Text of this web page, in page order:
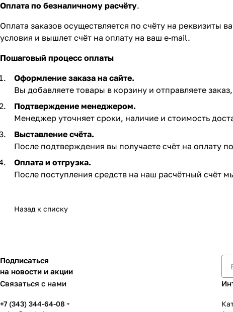
Оплата по безналичному расчёту.
Оплата заказов осуществляется по счёту на
условия и вышлет счёт на оплату на ваш e‑mail.
Пошаговый процесс оплаты
Оформление заказа на сайте.
Вы добавляете товары в корзину и отправляете
Подтверждение менеджером.
Менеджер уточняет сроки, наличие и стоимость
Выставление счёта.
После подтверждения вы получаете счёт на оплату по
Оплата и отгрузка.
После поступления средств на наш расчётный счёт
Назад к списку
Подписаться
на новости и акции
Связаться с нами
+7 (343) 344-64-08